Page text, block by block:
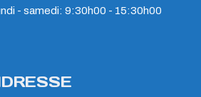
- samedi: 9:30h00 - 15:30h00